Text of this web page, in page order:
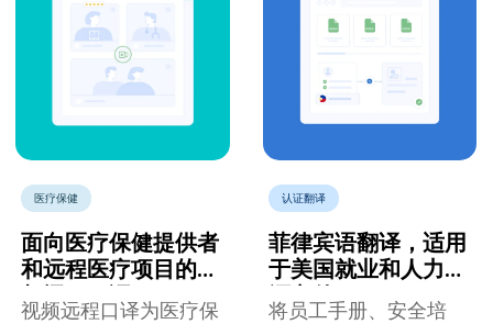
医疗保健
面向医疗保健提供者
和远程医疗项目的视
频远程口译
视频远程口译为医疗保
认证翻译
菲律宾语翻译，适用
于美国就业和人力资
源文件
将员工手册、安全培